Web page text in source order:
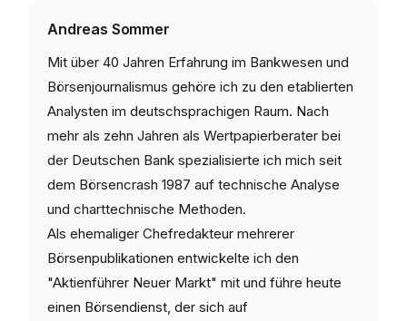
Andreas Sommer
Mit über 40 Jahren Erfahrung im Bankwesen und
Börsenjournalismus gehöre ich zu den etablierten
Analysten im deutschsprachigen Raum. Nach
mehr als zehn Jahren als Wertpapierberater bei
der Deutschen Bank spezialisierte ich mich seit
dem Börsencrash 1987 auf technische Analyse
und charttechnische Methoden.
Als ehemaliger Chefredakteur mehrerer
Börsenpublikationen entwickelte ich den
"Aktienführer Neuer Markt" mit und führe heute
einen Börsendienst, der sich auf